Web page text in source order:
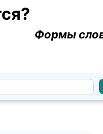
Формы